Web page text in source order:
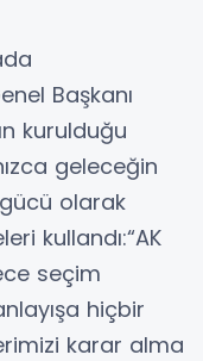
Başkanı
kurulduğu
geleceğin
olarak
kullandı:“AK
seçim
hiçbir
karar alma